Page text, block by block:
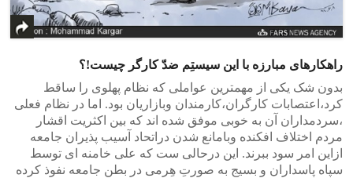
راهکارهای مبارزه با این سیستِم ضدّ کارگر چیست!؟
بدون شک یکی از مهمترین عواملی که نظام پهلوی را ساقط
کرد،اعتصابات کارگران،کارمندان وبازاریان بود. اما در نظام فعلی
،سردمداران آن به خوبی موفق شده اند که بین اکثریت اقشار
مردم اختلاف افکنده وبامانع شدن دراتحاد آسیب پذیران جامعه
ازاین امر سود ببرند. این درحالی ست که علی خامنه ای توسط
سپاه پاسداران و بسیج به صورتِ هِرمی در بطن جامعه نفوذ کرده